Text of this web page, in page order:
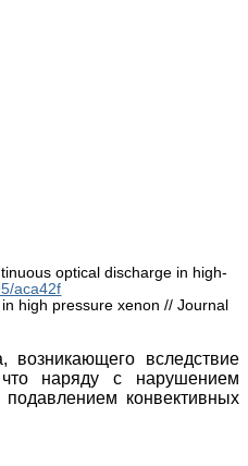
optical discharge in high-
aca42f
high pressure xenon // Journal
возникающего вследствие
что наряду с нарушением
конвективных